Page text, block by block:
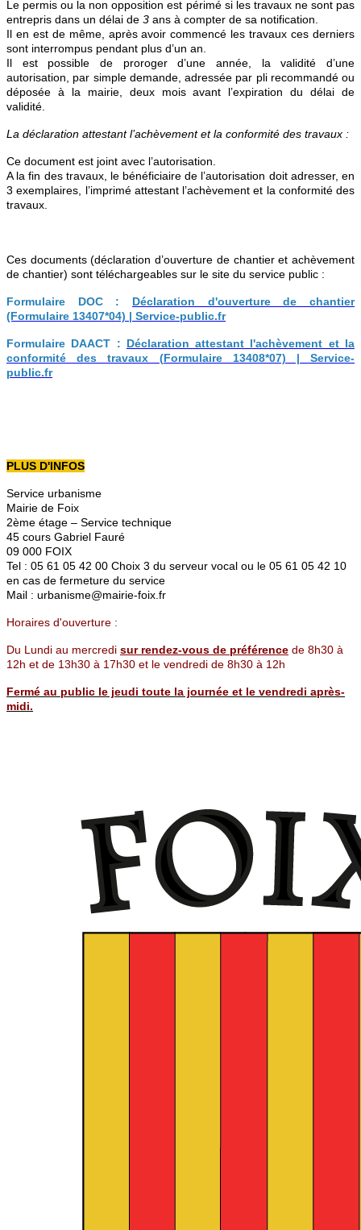
Le permis ou la non opposition est périmé si les travaux ne sont pas
entrepris dans un délai de 3 ans à compter de sa notification.
Il en est de même, après avoir commencé les travaux ces derniers
sont interrompus pendant plus d’un an.
Il est possible de proroger d’une année, la validité d’une
autorisation, par simple demande, adressée par pli recommandé ou
déposée à la mairie, deux mois avant l’expiration du délai de
validité.
La déclaration attestant l’achèvement et la conformité des travaux :
Ce document est joint avec l’autorisation.
A la fin des travaux, le bénéficiaire de l’autorisation doit adresser, en
3 exemplaires, l’imprimé attestant l’achèvement et la conformité des
travaux.
Ces documents (déclaration d’ouverture de chantier et achèvement
de chantier) sont téléchargeables sur le site du service public :
Formulaire DOC : Déclaration d'ouverture de chantier
(Formulaire 13407*04) | Service-public.fr
Formulaire DAACT : Déclaration attestant l'achèvement et la
conformité des travaux (Formulaire 13408*07) | Service-
public.fr
PLUS D'INFOS
Service urbanisme
Mairie de Foix
2ème étage – Service technique
45 cours Gabriel Fauré
09 000 FOIX
Tel : 05 61 05 42 00 Choix 3 du serveur vocal ou le 05 61 05 42 10
en cas de fermeture du service
Mail : urbanisme@mairie-foix.fr
Horaires d'ouverture :
Du Lundi au mercredi sur rendez-vous de préférence de 8h30 à
12h et de 13h30 à 17h30 et le vendredi de 8h30 à 12h
Fermé au public le jeudi toute la journée et le vendredi après-
midi.